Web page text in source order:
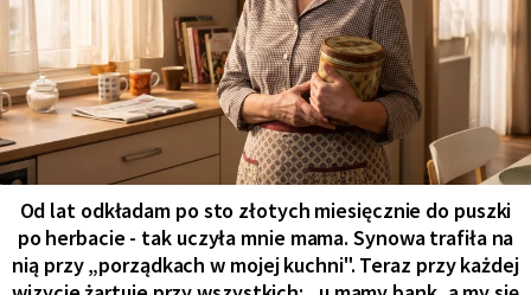
Od lat odkładam po sto złotych miesięcznie do puszki
po herbacie - tak uczyła mnie mama. Synowa trafiła na
nią przy „porządkach w mojej kuchni". Teraz przy każdej